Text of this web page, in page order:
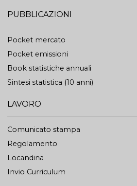
PUBBLICAZIONI
Pocket mercato
Pocket emissioni
Book statistiche annuali
Sintesi statistica (10 anni)
LAVORO
Comunicato stampa
Regolamento
Locandina
Invio Curriculum